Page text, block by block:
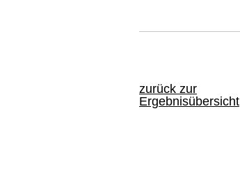
zurück zur
Ergebnisübersicht